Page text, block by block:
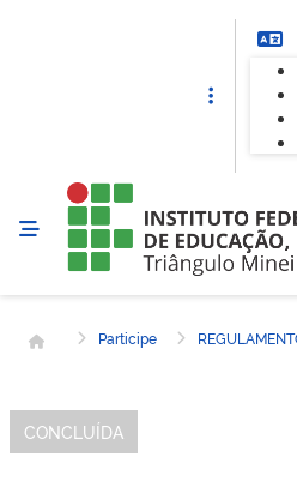
Página inicial
Participe
CONCLUÍDA